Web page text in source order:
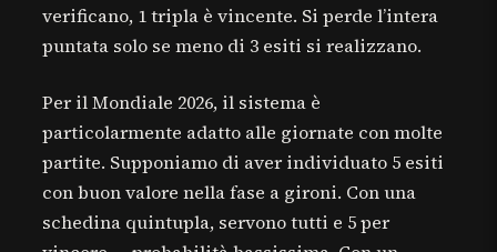
verificano, 1 tripla è vincente. Si perde l’intera
puntata solo se meno di 3 esiti si realizzano.
Per il Mondiale 2026, il sistema è
particolarmente adatto alle giornate con molte
partite. Supponiamo di aver individuato 5 esiti
con buon valore nella fase a gironi. Con una
schedina quintupla, servono tutti e 5 per